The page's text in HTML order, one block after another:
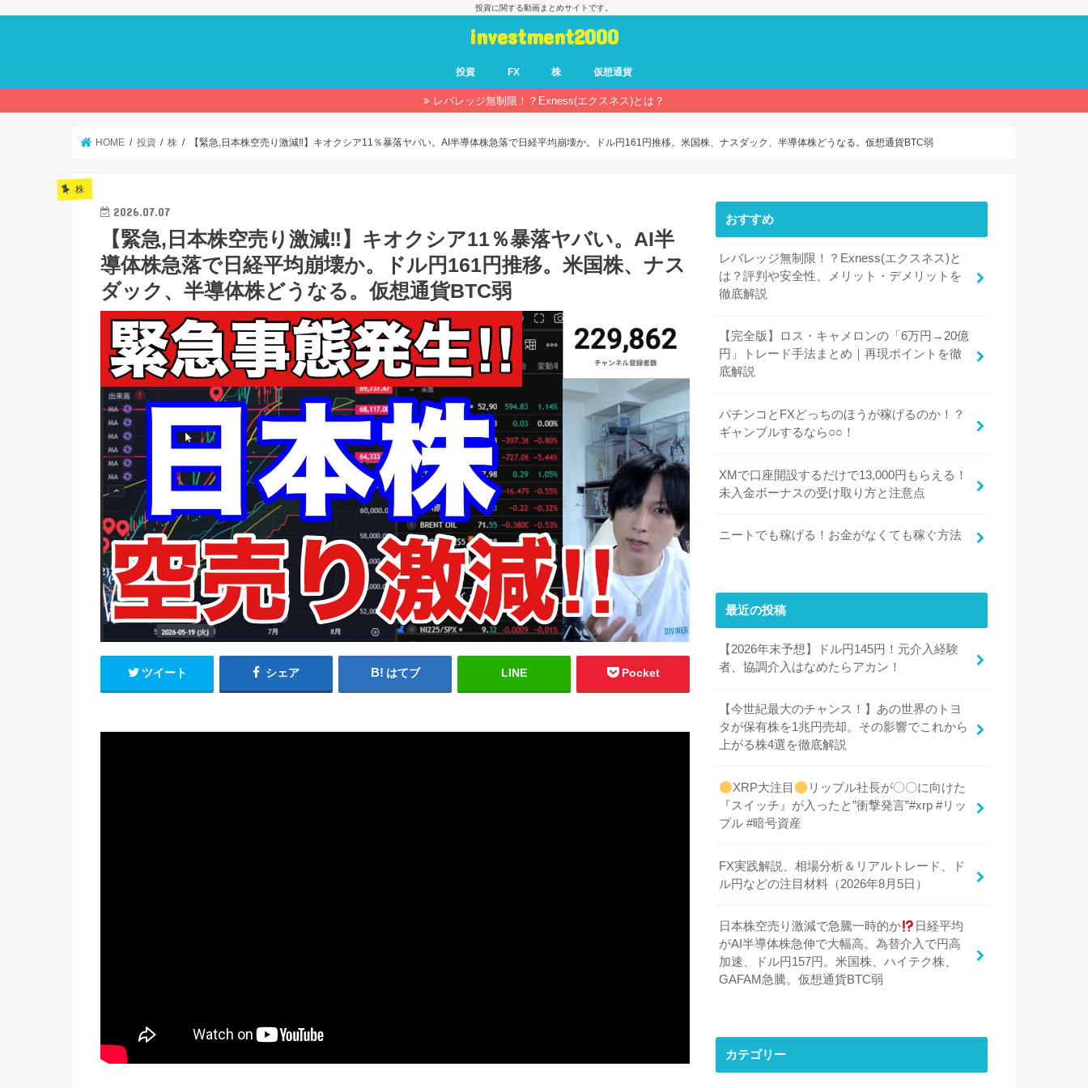
投資に関する動画まとめサイトです。
investment2000
投資 FX 株 仮想通貨
レバレッジ無制限！？Exness(エクスネス)とは？
HOME 投資 株 【緊急,日本株空売り激減‼】キオクシア11％暴落ヤバい。AI半導体株急落で日経平均崩壊か。ドル円161円推移。米国株、ナスダック、半導体株どうなる。仮想通貨BTC弱
株
2026.07.07
【緊急,日本株空売り激減‼】キオクシア11％暴落ヤバい。AI半
導体株急落で日経平均崩壊か。ドル円161円推移。米国株、ナス
ダック、半導体株どうなる。仮想通貨BTC弱
ツイート シェア はてブ LINE Pocket
おすすめ
レバレッジ無制限！？Exness(エクスネス)と
は？評判や安全性、メリット・デメリットを
徹底解説
【完全版】ロス・キャメロンの「6万円→20億
円」トレード手法まとめ｜再現ポイントを徹
底解説
パチンコとFXどっちのほうが稼げるのか！？
ギャンブルするなら○○！
XMで口座開設するだけで13,000円もらえる！
未入金ボーナスの受け取り方と注意点
ニートでも稼げる！お金がなくても稼ぐ方法
最近の投稿
【2026年末予想】ドル円145円！元介入経験
者、協調介入はなめたらアカン！
【今世紀最大のチャンス！】あの世界のトヨ
タが保有株を1兆円売却。その影響でこれから
上がる株4選を徹底解説
XRP大注目
リップル社長が〇〇に向けた
『スイッチ』が入ったと”衝撃発言”#xrp #リッ
プル #暗号資産
FX実践解説、相場分析＆リアルトレード、ド
ル円などの注目材料（2026年8月5日）
日本株空売り激減で急騰一時的か
日経平均
がAI半導体株急伸で大幅高。為替介入で円高
加速、ドル円157円。米国株、ハイテク株、
GAFAM急騰。仮想通貨BTC弱
カテゴリー